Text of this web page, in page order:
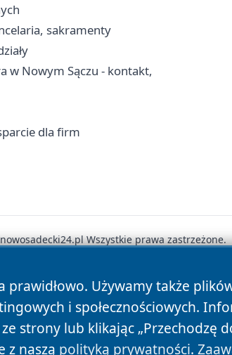
sakramenty
w Nowym Sączu - kontakt,
dla firm
prawidłowo. Używamy także
i społecznościowych.
strony lub klikając „Przechodzę
z naszą polityką prywatności.
Wszystkie prawa zastrzeżone.
Polityka Prywatności Polityka Cookies